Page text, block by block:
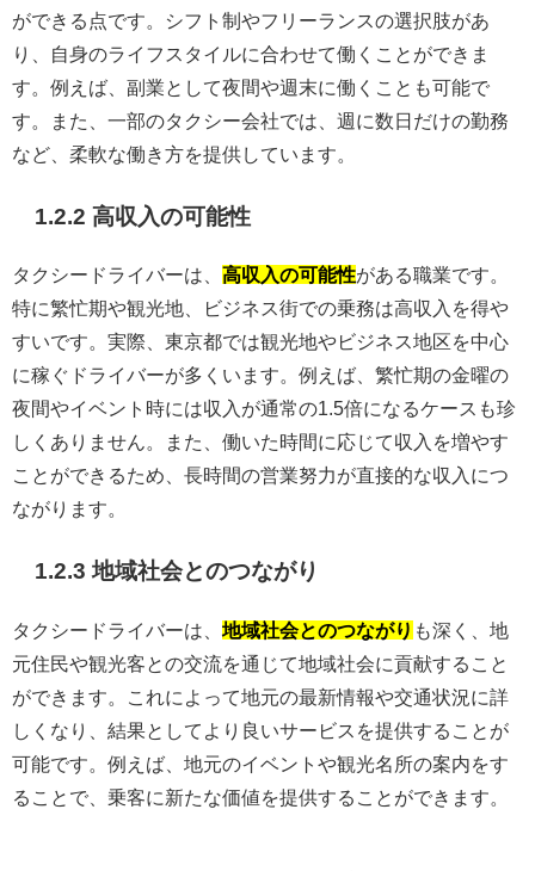
ができる点です。シフト制やフリーランスの選択肢があ
り、自身のライフスタイルに合わせて働くことができま
す。例えば、副業として夜間や週末に働くことも可能で
す。また、一部のタクシー会社では、週に数日だけの勤務
など、柔軟な働き方を提供しています。
1.2.2 高収入の可能性
タクシードライバーは、 高収入の可能性がある職業です。
特に繁忙期や観光地、ビジネス街での乗務は高収入を得や
すいです。実際、東京都では観光地やビジネス地区を中心
に稼ぐドライバーが多くいます。例えば、繁忙期の金曜の
夜間やイベント時には収入が通常の1.5倍になるケースも珍
しくありません。また、働いた時間に応じて収入を増やす
ことができるため、長時間の営業努力が直接的な収入につ
ながります。
1.2.3 地域社会とのつながり
タクシードライバーは、 地域社会とのつながり も深く、地
元住民や観光客との交流を通じて地域社会に貢献すること
ができます。これによって地元の最新情報や交通状況に詳
しくなり、結果としてより良いサービスを提供することが
可能です。例えば、地元のイベントや観光名所の案内をす
ることで、乗客に新たな価値を提供することができます。